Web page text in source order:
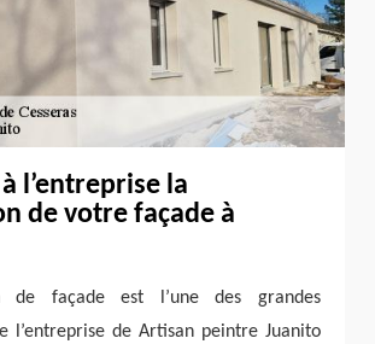
l’entreprise la
de votre façade à
de façade est l’une des grandes
l’entreprise de Artisan peintre Juanito